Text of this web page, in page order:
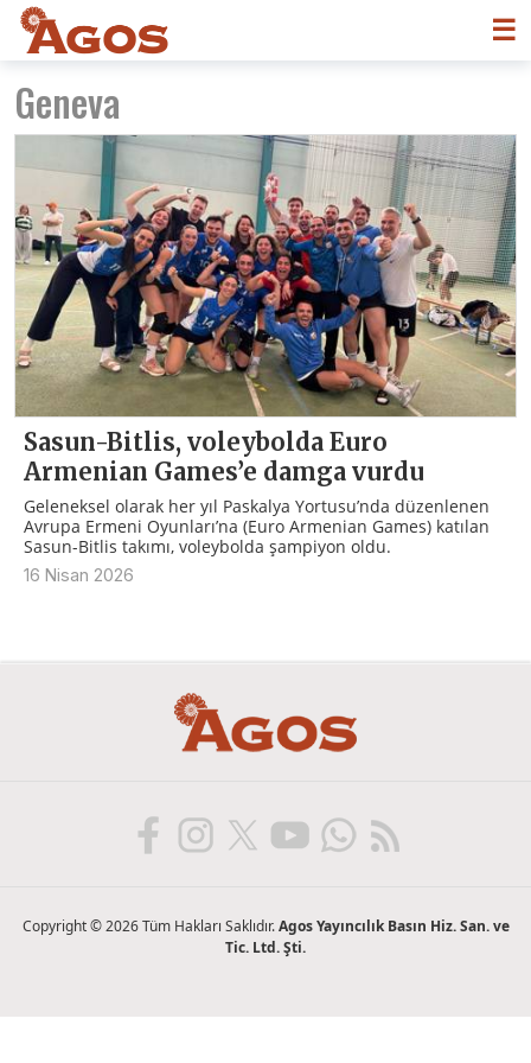
☰
Geneva
Sasun-Bitlis, voleybolda Euro
Armenian Games’e damga vurdu
Geleneksel olarak her yıl Paskalya Yortusu’nda düzenlenen
Avrupa Ermeni Oyunları’na (Euro Armenian Games) katılan
Sasun-Bitlis takımı, voleybolda şampiyon oldu.
16 Nisan 2026
Copyright © 2026 Tüm Hakları Saklıdır.Agos Yayıncılık Basın Hiz. San. ve
Tic. Ltd. Şti.